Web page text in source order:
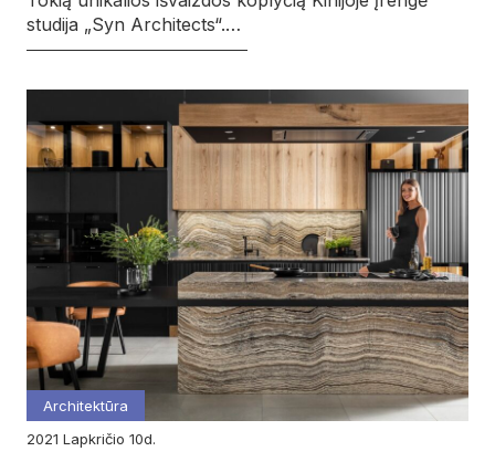
studija „Syn Architects“.…
Architektūra
2021
lapkričio 10d.